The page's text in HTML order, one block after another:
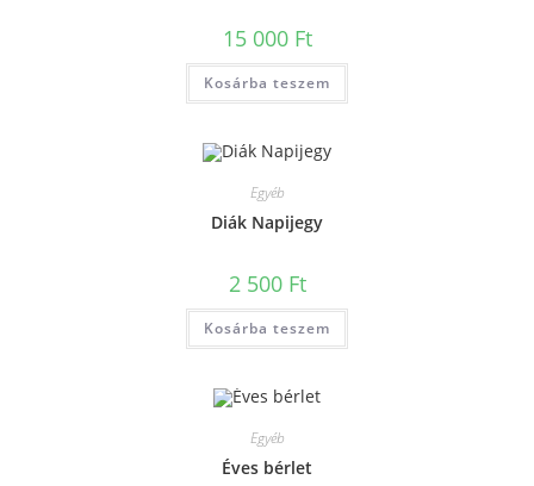
15 000 Ft
Kosárba teszem
Egyéb
Diák Napijegy
2 500 Ft
Kosárba teszem
Egyéb
Éves bérlet